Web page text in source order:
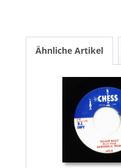
Ähnliche Artikel